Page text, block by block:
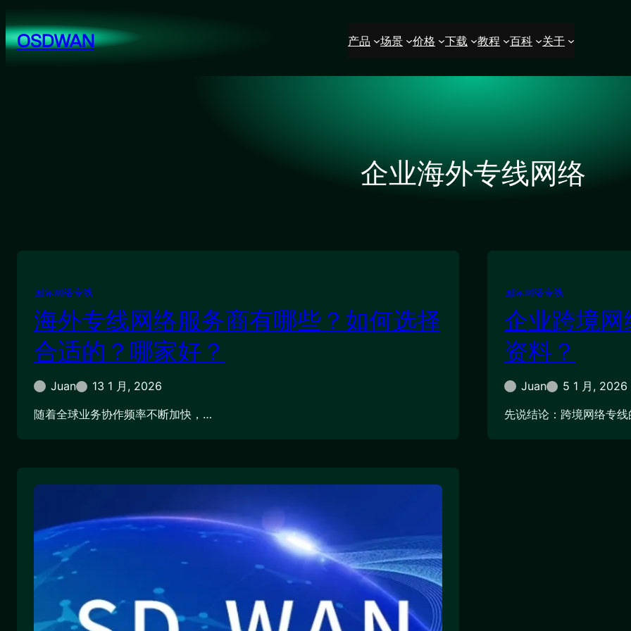
至
内OSDWAN 产品 场景 价格 下载 教程 百科 关于
企业海外专线网络
国际网络专线
海外专线网络服务商有哪些？如何选择
合适的？哪家好？
Juan
13 1 月, 2026
随着全球业务协作频率不断加快，…
国际网络专线
企业跨境
资料？
Juan
5 1 月, 2026
先说结论：跨境网络专